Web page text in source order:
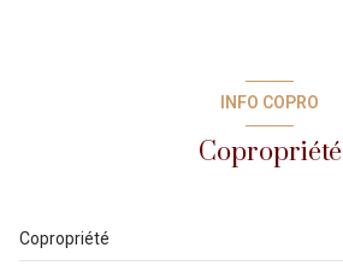
INFO COPRO
Copropriété
Copropriété